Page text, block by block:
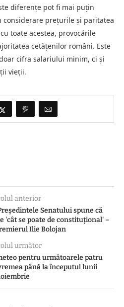
diferențe pot fi mai puțin
considerare prețurile și paritatea
toate acestea, provocările
cetățenilor români. Este
cifra salariului minim, ci și
vieții.
anterior
Senatului spune că
'cât se poate de constituţional' –
Ilie Bolojan
următor
pentru următoarele patru
până la începutul lunii